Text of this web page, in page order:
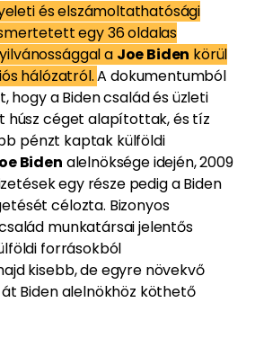
és elszámoltathatósági
egy 36 oldalas
a Joe Biden körül
hálózatról.A dokumentumból
hogy a Biden család és üzleti
céget alapítottak, és tíz
pénzt kaptak külföldi
Biden alelnöksége idején, 2009
egy része pedig a Biden
célozta. Bizonyos
munkatársai jelentős
forrásokból
kisebb, de egyre növekvő
Biden alelnökhöz köthető